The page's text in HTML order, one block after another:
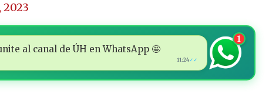
2023
al canal de ÚH en WhatsApp 🤩
11:24✓✓
1